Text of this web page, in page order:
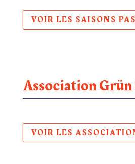
VOIR LES SAISONS
Association
VOIR LES